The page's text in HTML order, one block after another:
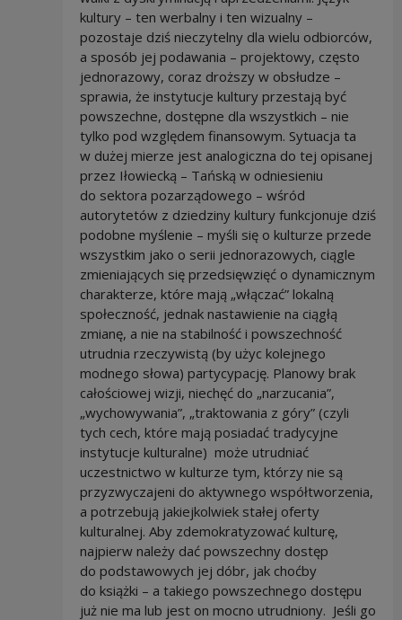
kultury – ten werbalny i ten wizualny –
pozostaje dziś nieczytelny dla wielu odbiorców,
a sposób jej podawania – projektowy, często
jednorazowy, coraz droższy w obsłudze –
sprawia, że instytucje kultury przestają być
powszechne, dostępne dla wszystkich – nie
tylko pod względem finansowym. Sytuacja ta
w dużej mierze jest analogiczna do tej opisanej
przez Iłowiecką – Tańską w odniesieniu
do sektora pozarządowego – wśród
autorytetów z dziedziny kultury funkcjonuje dziś
podobne myślenie – myśli się o kulturze przede
wszystkim jako o serii jednorazowych, ciągle
zmieniających się przedsięwzięć o dynamicznym
charakterze, które mają „włączać” lokalną
społeczność, jednak nastawienie na ciągłą
zmianę, a nie na stabilność i powszechność
utrudnia rzeczywistą (by użyc kolejnego
modnego słowa) partycypację. Planowy brak
całościowej wizji, niechęć do „narzucania”,
„wychowywania”, „traktowania z góry” (czyli
tych cech, które mają posiadać tradycyjne
instytucje kulturalne) może utrudniać
uczestnictwo w kulturze tym, którzy nie są
przyzwyczajeni do aktywnego współtworzenia,
a potrzebują jakiejkolwiek stałej oferty
kulturalnej. Aby zdemokratyzować kulturę,
najpierw należy dać powszechny dostęp
do podstawowych jej dóbr, jak choćby
do książki – a takiego powszechnego dostępu
już nie ma lub jest on mocno utrudniony. Jeśli go